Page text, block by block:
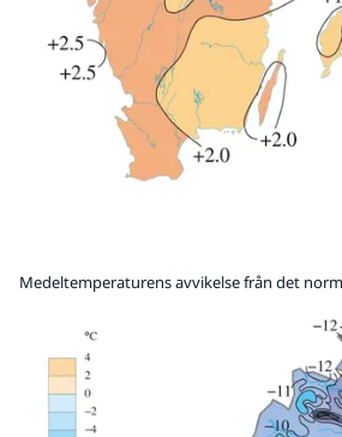
Medeltemperaturens avvikelse från det